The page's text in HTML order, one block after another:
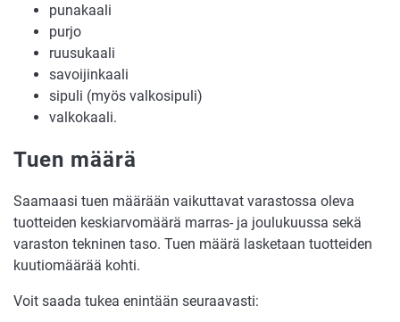
punakaali
purjo
ruusukaali
savoijinkaali
sipuli (myös valkosipuli)
valkokaali.
Tuen määrä
Saamaasi tuen määrään vaikuttavat varastossa oleva
tuotteiden keskiarvomäärä marras- ja joulukuussa sekä
varaston tekninen taso. Tuen määrä lasketaan tuotteiden
kuutiomäärää kohti.
Voit saada tukea enintään seuraavasti: